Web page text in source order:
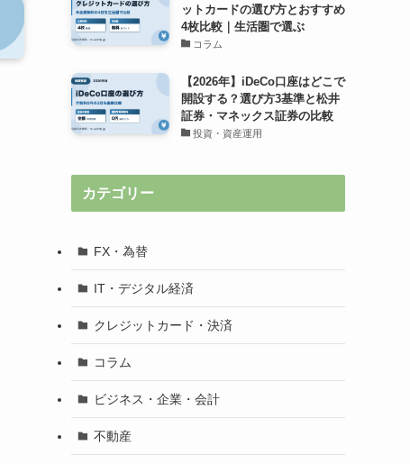
ットカードの選び方とおすすめ
4枚比較｜生活圏で選ぶ
コラム
【2026年】iDeCo口座はどこで
開設する？選び方3基準と松井
証券・マネックス証券の比較
投資・資産運用
カテゴリー
FX・為替
IT・デジタル経済
クレジットカード・決済
コラム
ビジネス・企業・会計
不動産